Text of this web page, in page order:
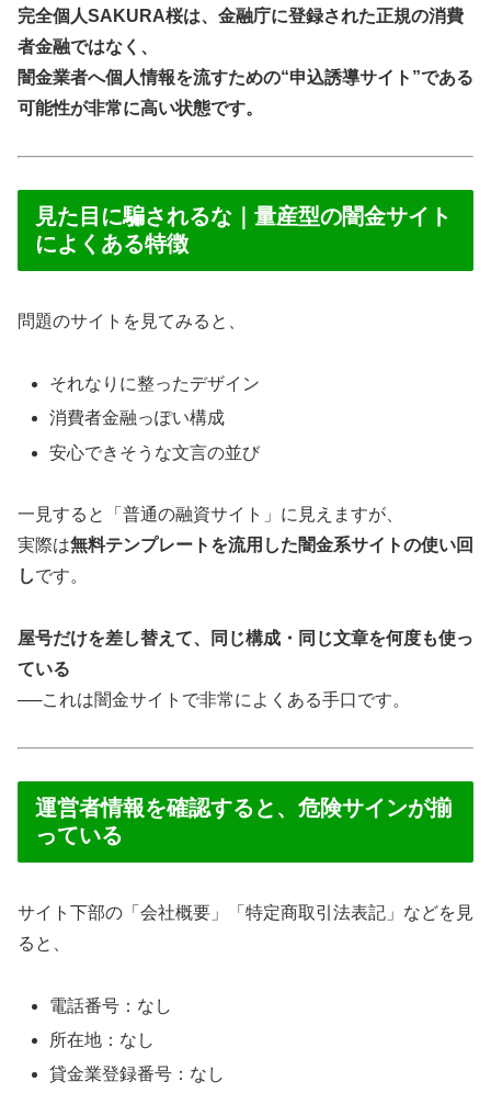
完全個人SAKURA桜は、金融庁に登録された正規の消費
者金融ではなく、
闇金業者へ個人情報を流すための“申込誘導サイト”である
可能性が非常に高い状態です。
見た目に騙されるな｜量産型の闇金サイト
によくある特徴
問題のサイトを見てみると、
それなりに整ったデザイン
消費者金融っぽい構成
安心できそうな文言の並び
一見すると「普通の融資サイト」に見えますが、
実際は無料テンプレートを流用した闇金系サイトの使い回
しです。
屋号だけを差し替えて、同じ構成・同じ文章を何度も使っ
ている
──これは闇金サイトで非常によくある手口です。
運営者情報を確認すると、危険サインが揃
っている
サイト下部の「会社概要」「特定商取引法表記」などを見
ると、
電話番号：なし
所在地：なし
貸金業登録番号：なし